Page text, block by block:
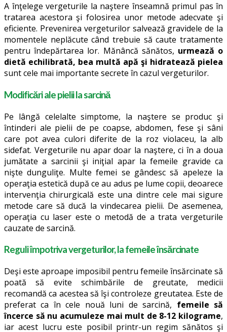
A înţelege vergeturile la naştere înseamnă primul pas în
tratarea acestora şi folosirea unor metode adecvate şi
eficiente. Prevenirea vergeturilor salvează gravidele de la
momentele neplăcute când trebuie să caute tratamente
pentru îndepărtarea lor. Mănâncă sănătos, urmează o
dietă echilibrată, bea multă apă şi hidratează pielea
sunt cele mai importante secrete în cazul vergeturilor.
Modificări ale pielii la sarcină
Pe lângă celelalte simptome, la naştere se produc şi
întinderi ale pielii de pe coapse, abdomen, fese şi sâni
care pot avea culori diferite de la roz violaceu, la alb
sidefat. Vergeturile nu apar doar la naştere, ci în a doua
jumătate a sarcinii şi iniţial apar la femeile gravide ca
nişte dunguliţe. Multe femei se gândesc să apeleze la
operaţia estetică după ce au adus pe lume copii, deoarece
intervenţia chirurgicală este una dintre cele mai sigure
metode care să ducă la vindecarea pielii. De asemenea,
operaţia cu laser este o metodă de a trata vergeturile
cauzate de sarcină.
Reguli împotriva vergeturilor, la femeile însărcinate
Deşi este aproape imposibil pentru femeile însărcinate să
poată să evite schimbările de greutate, medicii
recomandă ca acestea să îşi controleze greutatea. Este de
preferat ca în cele nouă luni de sarcină, femeile să
încerce să nu acumuleze mai mult de 8-12 kilograme,
iar acest lucru este posibil printr-un regim sănătos şi